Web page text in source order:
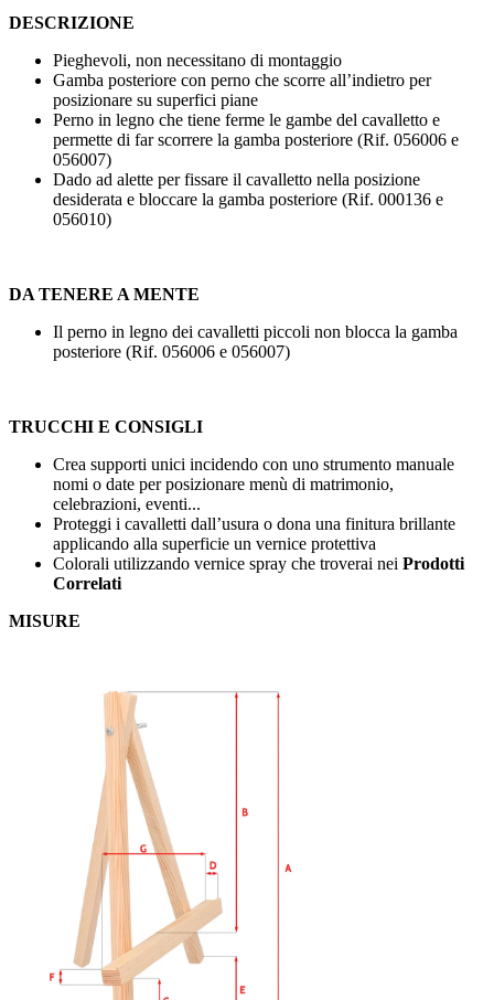
DESCRIZIONE
Pieghevoli, non necessitano di montaggio
Gamba posteriore con perno che scorre all’indietro per
posizionare su superfici piane
Perno in legno che tiene ferme le gambe del cavalletto e
permette di far scorrere la gamba posteriore (Rif. 056006 e
056007)
Dado ad alette per fissare il cavalletto nella posizione
desiderata e bloccare la gamba posteriore (Rif. 000136 e
056010)
DA TENERE A MENTE
Il perno in legno dei cavalletti piccoli non blocca la gamba
posteriore (Rif. 056006 e 056007)
TRUCCHI E CONSIGLI
Crea supporti unici incidendo con uno strumento manuale
nomi o date per posizionare menù di matrimonio,
celebrazioni, eventi...
Proteggi i cavalletti dall’usura o dona una finitura brillante
applicando alla superficie un vernice protettiva
Colorali utilizzando vernice spray che troverai nei Prodotti
Correlati
MISURE